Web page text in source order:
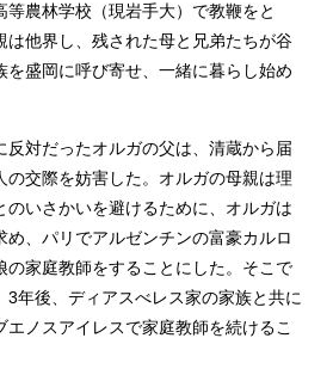
等農林学校（現岩手大）で教鞭をと
は他界し、残された母と兄弟たちが谷
を盛岡に呼び寄せ、一緒に暮らし始め
反対だったオルガの父は、清蔵から届
の交際を妨害した。オルガの母親は理
のいさかいを避けるために、オルガは
め、パリでアルゼンチンの富豪カルロ
の家庭教師をすることにした。そこで
3年後、ディアスべレス家の家族と共に
エノスアイレスで家庭教師を続けるこ